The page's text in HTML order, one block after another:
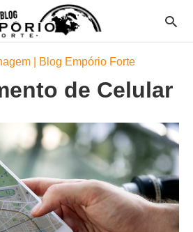
| Blog Empório Forte
de Celular